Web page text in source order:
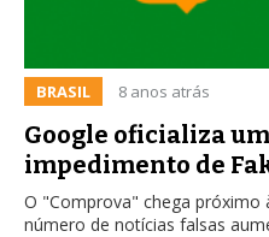
BRASIL 8 anos atrás
Google oficializa
impedimento de
O "Comprova" chega
número de notícias falsas